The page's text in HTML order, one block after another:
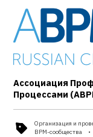
Ассоциация
Процессами
Организация и
BPM-сообщества